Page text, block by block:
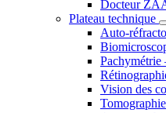
Docteur
Plateau technique
Auto-
Pachymétrie
Vision des